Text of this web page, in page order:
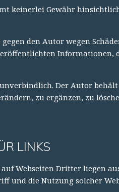
keinerlei Gewähr
den Autor wegen
Informationen,
Der Autor behält
zu ergänzen, zu
LINKS
Webseiten Dritter liegen
und die Nutzung solcher